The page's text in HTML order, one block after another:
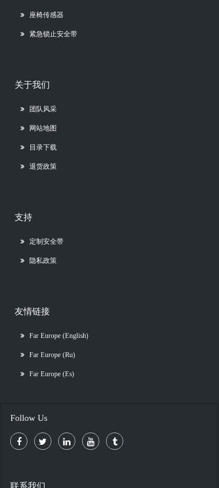
座椅传感器
紧急锁止安全带
关于我们
团队风采
网站地图
目录下载
退货政策
支持
定制安全带
隐私政策
友情链接
Far Europe (English)
Far Europe (Ru)
Far Europe (Es)
Follow Us
联系我们